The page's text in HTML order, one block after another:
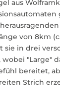
aus
von 8km
sie in drei
"Large"
bereitet,
Strich